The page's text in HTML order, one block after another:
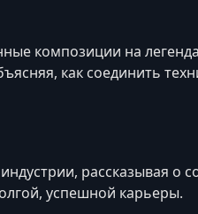
композиции на
как соединить
рассказывая о
успешной карьеры.